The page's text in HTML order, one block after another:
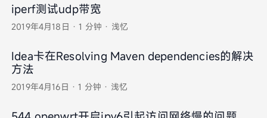
iperf测试udp带宽
2019年4月18日 ·1 分钟 · 浅忆
Idea卡在Resolving Maven dependencies的解决
方法
2019年4月16日 ·1 分钟 · 浅忆